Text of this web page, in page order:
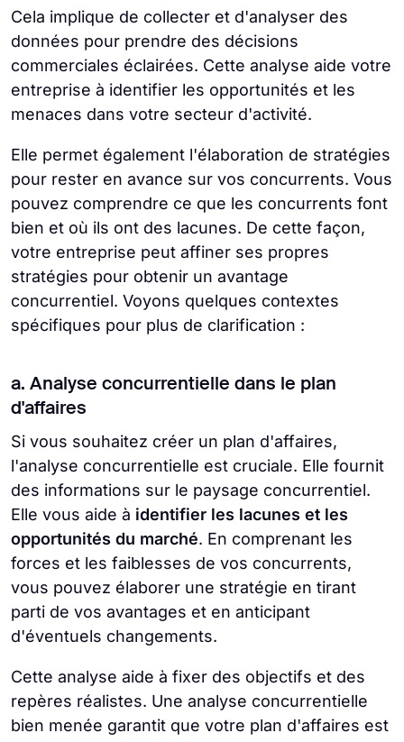
Cela implique de collecter et d'analyser des
données pour prendre des décisions
commerciales éclairées. Cette analyse aide votre
entreprise à identifier les opportunités et les
menaces dans votre secteur d'activité.
Elle permet également l'élaboration de stratégies
pour rester en avance sur vos concurrents. Vous
pouvez comprendre ce que les concurrents font
bien et où ils ont des lacunes. De cette façon,
votre entreprise peut affiner ses propres
stratégies pour obtenir un avantage
concurrentiel. Voyons quelques contextes
spécifiques pour plus de clarification :
a. Analyse concurrentielle dans le plan
d'affaires
Si vous souhaitez créer un plan d'affaires,
l'analyse concurrentielle est cruciale. Elle fournit
des informations sur le paysage concurrentiel.
Elle vous aide à identifier les lacunes et les
opportunités du marché. En comprenant les
forces et les faiblesses de vos concurrents,
vous pouvez élaborer une stratégie en tirant
parti de vos avantages et en anticipant
d'éventuels changements.
Cette analyse aide à fixer des objectifs et des
repères réalistes. Une analyse concurrentielle
bien menée garantit que votre plan d'affaires est